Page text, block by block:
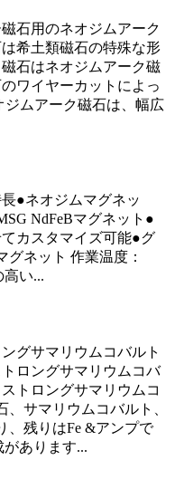
石用のネオジムアーク
希土類磁石の特殊な形
石はネオジムアーク磁
ワイヤーカットによっ
ムアーク磁石は、幅広
●ネオジムマグネッ
NdFeBマグネット●
カスタマイズ可能●グ
グネット 作業温度：
高い...
グサマリウムコバルト
ロングサマリウムコバ
トロングサマリウムコ
、サマリウムコバルト、
、残りはFe &アンプで
あります...